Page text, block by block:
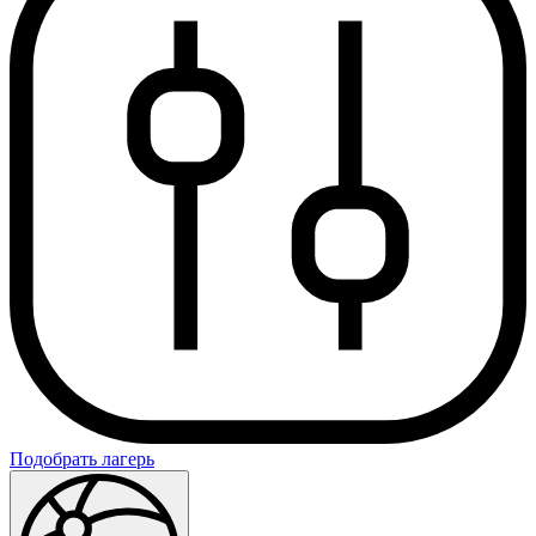
Подобрать лагерь